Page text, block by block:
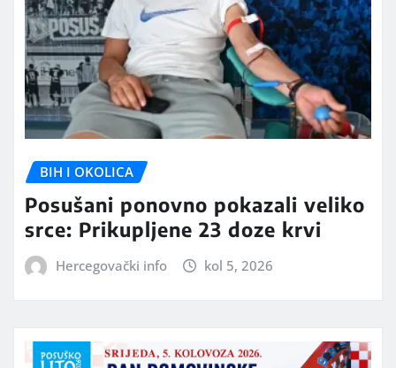
BIH I OKOLICA
Posušani ponovno pokazali veliko
srce: Prikupljene 23 doze krvi
Hercegovački info kol 5, 2026